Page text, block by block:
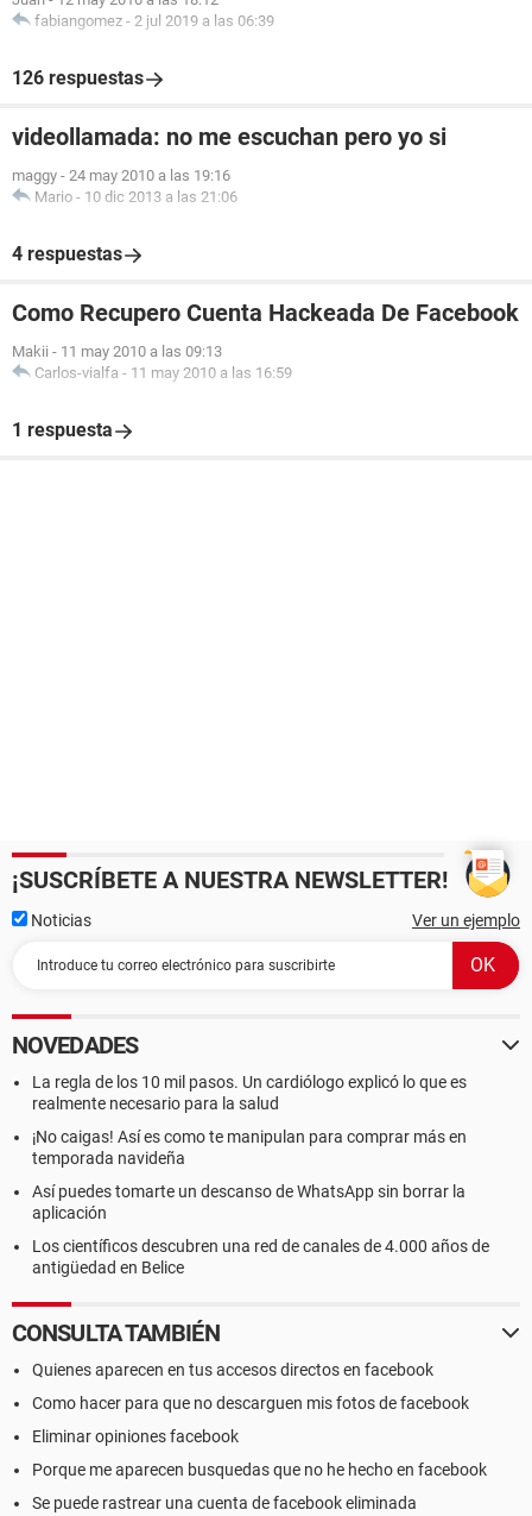
fabiangomez - 2 jul 2019 a las 06:39
126 respuestas
videollamada: no me escuchan pero yo si
maggy - 24 may 2010 a las 19:16
Mario - 10 dic 2013 a las 21:06
4 respuestas
Como Recupero Cuenta Hackeada De Facebook
Makii - 11 may 2010 a las 09:13
Carlos-vialfa - 11 may 2010 a las 16:59
1 respuesta
¡SUSCRÍBETE A NUESTRA NEWSLETTER!
Noticias Ver un ejemplo
NOVEDADES
La regla de los 10 mil pasos. Un cardiólogo explicó lo que es
realmente necesario para la salud
¡No caigas! Así es como te manipulan para comprar más en
temporada navideña
Así puedes tomarte un descanso de WhatsApp sin borrar la
aplicación
Los científicos descubren una red de canales de 4.000 años de
antigüedad en Belice
CONSULTA TAMBIÉN
Quienes aparecen en tus accesos directos en facebook
Como hacer para que no descarguen mis fotos de facebook
Eliminar opiniones facebook
Porque me aparecen busquedas que no he hecho en facebook
Se puede rastrear una cuenta de facebook eliminada